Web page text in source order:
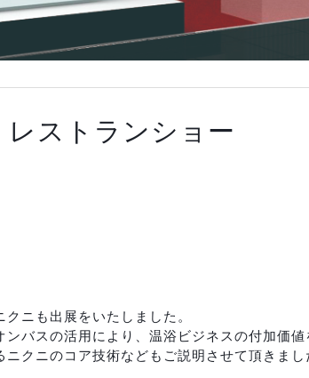
レストランショー
ニも出展をいたしました。
バスの活用により、温浴ビジネスの付加価
クニのコア技術などもご説明させて頂きまし